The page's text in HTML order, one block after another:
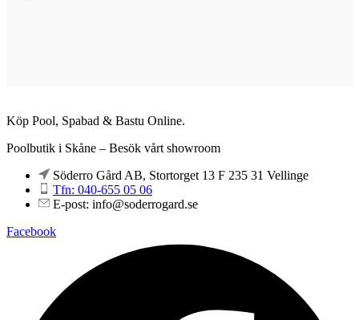
Köp Pool, Spabad & Bastu Online.
Poolbutik i Skåne – Besök vårt showroom
Söderro Gård AB, Stortorget 13 F 235 31 Vellinge
Tfn: 040-655 05 06
E-post: info@soderrogard.se
Facebook